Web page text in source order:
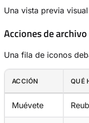
Una vista previa
Acciones de archivo
Una fila de iconos
ACCIÓN QUÉ
Muévete